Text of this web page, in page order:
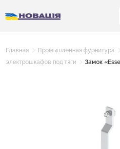
Главная Промышленная фурнитура
электрошкафов под тяги
Замок